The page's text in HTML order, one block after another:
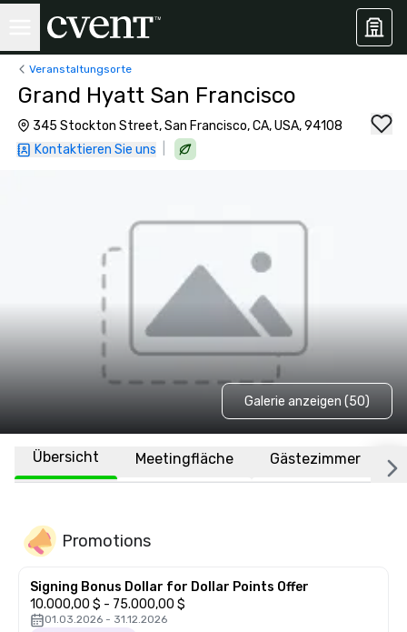
Veranstaltungsorte
Grand Hyatt San Francisco
345 Stockton Street, San Francisco, CA, USA, 94108
Kontaktieren Sie uns
Galerie anzeigen (50)
Übersicht Meetingfläche Gästezimmer
Promotions
Signing Bonus Dollar for Dollar Points Offer
10.000,00 $ - 75.000,00 $
01.03.2026 - 31.12.2026